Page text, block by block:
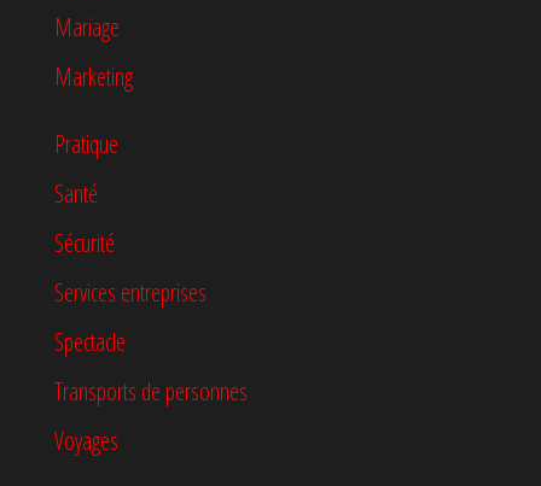
Mariage
Marketing
Pratique
Santé
Sécurité
Services entreprises
Spectacle
Transports de personnes
Voyages